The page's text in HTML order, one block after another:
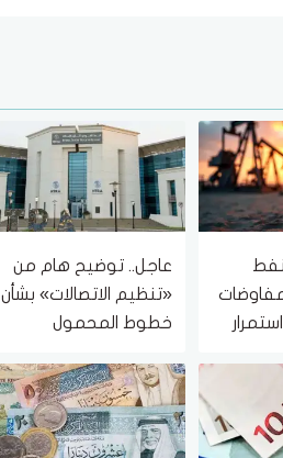
عاجل.. توضيح هام من
«تنظيم الاتصالات» بشأن
خطوط المحمول
المواطنين